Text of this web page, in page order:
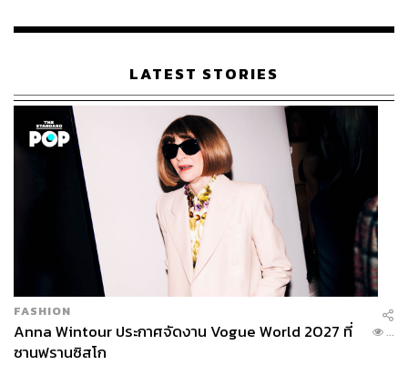
เรือนไทยที่ถูกซุกไว้
LATEST STORIES
FASHION
Anna Wintour ประกาศจัดงาน Vogue World 2027 ที่
ซานฟรานซิสโก
...